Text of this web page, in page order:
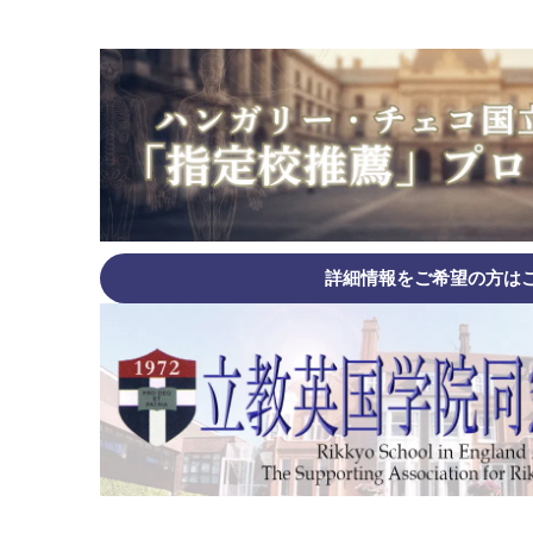
詳細情報をご希望の方は